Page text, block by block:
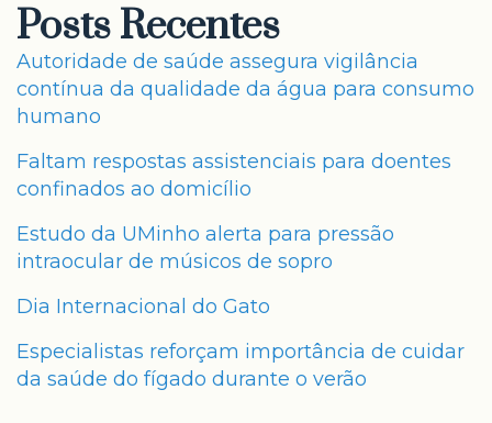
Posts Recentes
Autoridade de saúde assegura vigilância
contínua da qualidade da água para consumo
humano
Faltam respostas assistenciais para doentes
confinados ao domicílio
Estudo da UMinho alerta para pressão
intraocular de músicos de sopro
Dia Internacional do Gato
Especialistas reforçam importância de cuidar
da saúde do fígado durante o verão